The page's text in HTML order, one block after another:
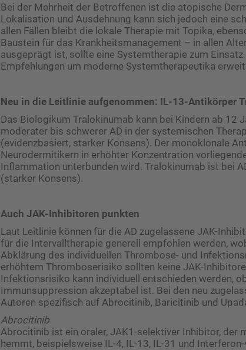
Bei der Mehrheit der Betroffenen ist die atopische
Lokalisation und Ausdehnung kann sich jedoch eine
allen Fällen bleibt die lokale Therapie mit Topika,
Baustein für das Krankheitsmanagement – in allen
ausgeprägt ist, sollte eine Systemtherapie zum
Empfehlungen um moderne Systemtherapeutika
Neu in die Leitlinie aufgenommen: IL-13-Antikörper
Das Biologikum Tralokinumab kann bei Kindern ab 12
moderater bis schwerer AD in der systemischen
(evidenzbasiert, starker Konsens). Der monoklonale
Neurodermitikern in erhöhter Konzentration
Inflammation unterbunden wird. Tralokinumab ist bei
(starker Konsens).
Auch JAK-Inhibitoren punkten
Laut Leitlinie können für die AD zugelassene JAK-
für die Intervalltherapie generell empfohlen werden,
Abklärung des individuellen Thrombose- und
erhöhtem Thromboserisiko sollten keine JAK-
Infektionsrisiko kann individuell entschieden werden,
Immunsuppression akzeptabel ist. Bei den neu
Autoren spezifisch auf Abrocitinib, Baricitinib und
Abrocitinib
Abrocitinib ist ein oraler, JAK1-selektiver Inhibitor, der
hemmt, beispielsweise IL-4, IL-13, IL-31 und Interferon-